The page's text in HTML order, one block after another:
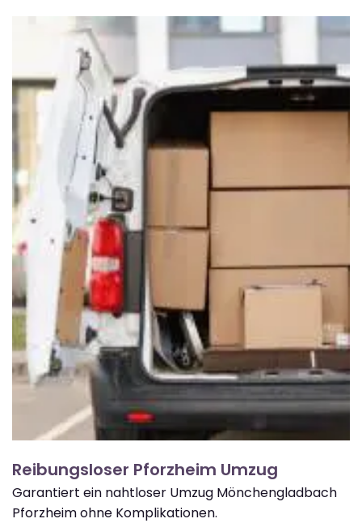
Reibungsloser Pforzheim Umzug
Garantiert ein nahtloser Umzug Mönchengladbach
Pforzheim ohne Komplikationen.